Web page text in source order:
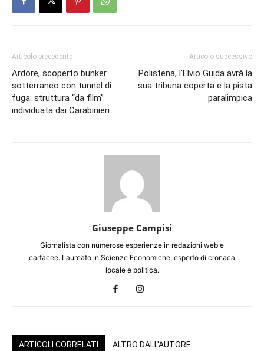
Articolo precedente
Ardore, scoperto bunker
sotterraneo con tunnel di
fuga: struttura “da film”
individuata dai Carabinieri
Articolo successivo
Polistena, l’Elvio Guida avrà la
sua tribuna coperta e la pista
paralimpica
Giuseppe Campisi
Giornalista con numerose esperienze in redazioni web e
cartacee. Laureato in Scienze Economiche, esperto di cronaca
locale e politica.
ARTICOLI CORRELATI ALTRO DALL'AUTORE